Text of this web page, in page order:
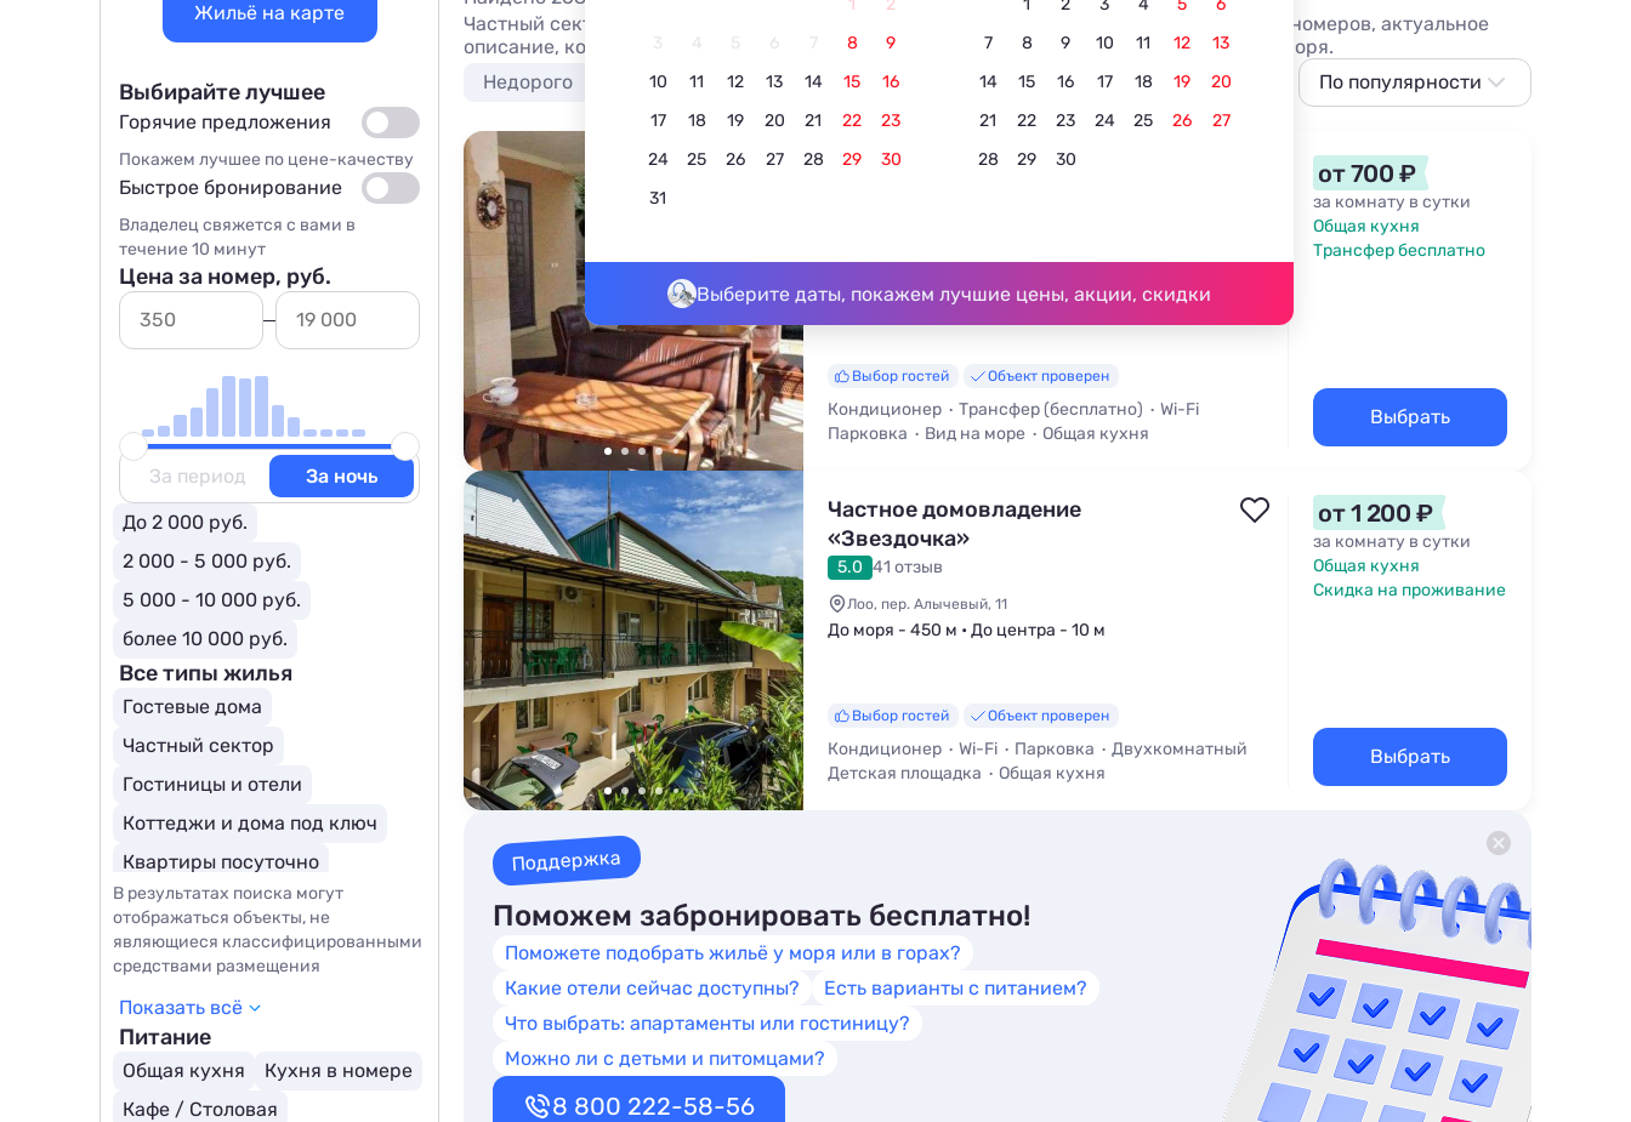
1
2
3
4 5 6 7 8
9
10
11 12 13 14 15
16
17
18 19 20 21 22
23
24
25 26 27 28 29
30
31
1 2 3 4 5
6
7
8 9 10 11 12
13
14
15 16 17 18 19
20
21
22 23 24 25 26
27
28
29 30
Выберите даты, покажем лучшие цены, акции, скидки
Частный сектор в Краснодарском крае у моря без посредников, цены 2026 года. Фото номеров, актуальное
описание, контакты владельцев, отзывы. Отдыхайте в Краснодарском крае на берегу моря.
Недорого
Лучшие С бассейном У озера С питанием В центре С баней
По популярности
Сначала дешевле
Сначала дороже
Ближе к морю
«В раю у Евы»
До моря - 290 м • До центра - 335 м
Выбор гостей Объект проверен
Кондиционер Трансфер (бесплатно)
Wi-Fi
Парковка
Вид на море
Общая кухня
от 700 ₽
за комнату в сутки
Общая кухня
Трансфер бесплатно
Выбрать
Частное домовладение
«Звездочка»
5.0 41 отзыв
Лоо, пер. Алычевый, 11
До моря - 450 м • До центра - 10 м
Выбор гостей Объект проверен
Кондиционер Wi-Fi Парковка
Двухкомнатный
Детская площадка
Общая кухня
от 1 200 ₽
за комнату в сутки
Общая кухня
Скидка на проживание
Выбрать
Поддержка
Поможем забронировать бесплатно!
Поможете подобрать жильё у моря или в горах?
Какие отели сейчас доступны?
Есть варианты с питанием?
Что выбрать: апартаменты или гостиницу?
Можно ли с детьми и питомцами?
8 800 222-58-56
Жильё на карте
Выбирайте лучшее
Горячие предложения
Покажем лучшее по цене-качеству
Быстрое бронирование
Владелец свяжется с вами в
течение 10 минут
Цена за номер, руб.
За период
За ночь
До 2 000 руб.
2 000 - 5 000 руб.
5 000 - 10 000 руб.
более 10 000 руб.
Все типы жилья
Гостевые дома
Частный сектор
Гостиницы и отели
Коттеджи и дома под ключ
Квартиры посуточно
Эллинги
Комнаты
Апартаменты
Мини-отели
В результатах поиска могут
отображаться объекты, не
являющиеся классифицированными
средствами размещения
Показать всё
Питание
Общая кухня
Кухня в номере
Кафе / Столовая